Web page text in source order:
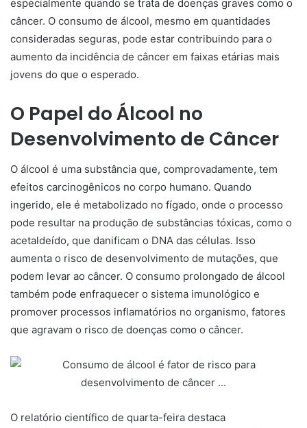
especialmente quando se trata de doenças graves como o
câncer. O consumo de álcool, mesmo em quantidades
consideradas seguras, pode estar contribuindo para o
aumento da incidência de câncer em faixas etárias mais
jovens do que o esperado.
O Papel do Álcool no
Desenvolvimento de Câncer
O álcool é uma substância que, comprovadamente, tem
efeitos carcinogênicos no corpo humano. Quando
ingerido, ele é metabolizado no fígado, onde o processo
pode resultar na produção de substâncias tóxicas, como o
acetaldeído, que danificam o DNA das células. Isso
aumenta o risco de desenvolvimento de mutações, que
podem levar ao câncer. O consumo prolongado de álcool
também pode enfraquecer o sistema imunológico e
promover processos inflamatórios no organismo, fatores
que agravam o risco de doenças como o câncer.
O relatório científico de quarta-feira destaca